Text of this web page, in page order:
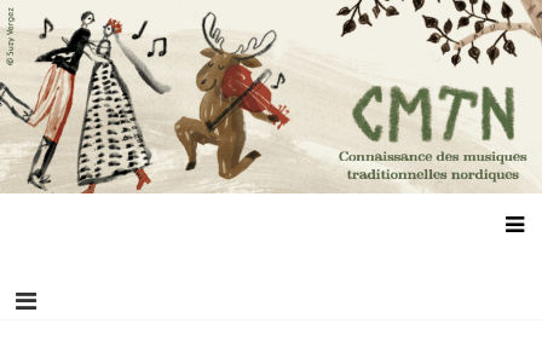
Aller
au
contenu
Connaissance des musiques traditionnelles
nordiques
Association de promotion des musiques, des danses et de la culture
scandinaves